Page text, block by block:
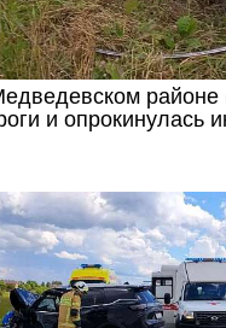
и опрокинулась